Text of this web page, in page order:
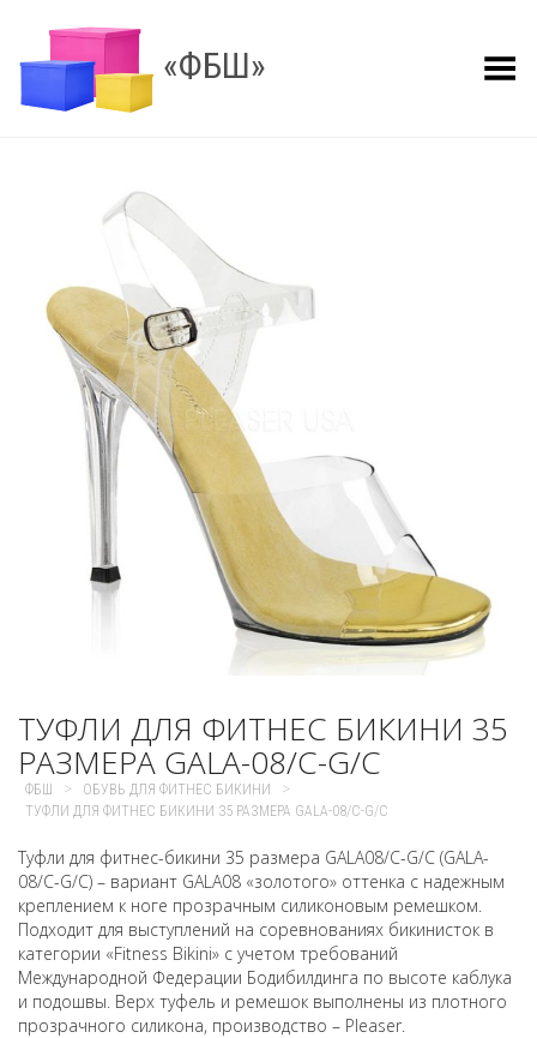
«ФБШ» Показать меню
ТУФЛИ ДЛЯ ФИТНЕС БИКИНИ 35
РАЗМЕРА GALA-08/C-G/C
ФБШ > ОБУВЬ ДЛЯ ФИТНЕС БИКИНИ >
ТУФЛИ ДЛЯ ФИТНЕС БИКИНИ 35 РАЗМЕРА GALA-08/C-G/C
Туфли для фитнес-бикини 35 размера GALA08/C-G/C (GALA-
08/C-G/C) – вариант GALA08 «золотого» оттенка с надежным
креплением к ноге прозрачным силиконовым ремешком.
Подходит для выступлений на соревнованиях бикинисток в
категории «Fitness Bikini» с учетом требований
Международной Федерации Бодибилдинга по высоте каблука
и подошвы. Верх туфель и ремешок выполнены из плотного
прозрачного силикона, производство – Pleaser.